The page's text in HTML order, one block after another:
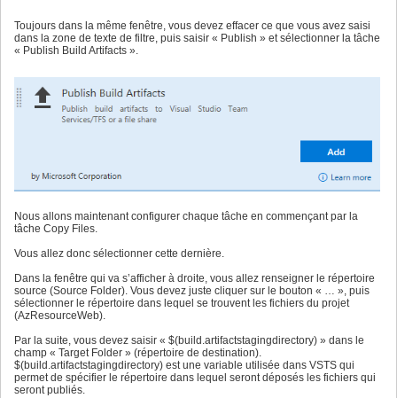
Toujours dans la même fenêtre, vous devez effacer ce que vous avez saisi
dans la zone de texte de filtre, puis saisir « Publish » et sélectionner la tâche
« Publish Build Artifacts ».
Nous allons maintenant configurer chaque tâche en commençant par la
tâche Copy Files.
Vous allez donc sélectionner cette dernière.
Dans la fenêtre qui va s’afficher à droite, vous allez renseigner le répertoire
source (Source Folder). Vous devez juste cliquer sur le bouton « … », puis
sélectionner le répertoire dans lequel se trouvent les fichiers du projet
(AzResourceWeb).
Par la suite, vous devez saisir « $(build.artifactstagingdirectory) » dans le
champ « Target Folder » (répertoire de destination).
$(build.artifactstagingdirectory) est une variable utilisée dans VSTS qui
permet de spécifier le répertoire dans lequel seront déposés les fichiers qui
seront publiés.